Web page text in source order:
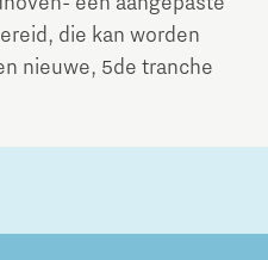
die kan worden
nieuwe, 5de tranche